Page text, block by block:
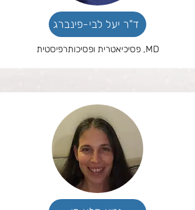
ד"ר יעל לבי-פינברג
MD, פסיכיאטרית ופסיכותרפיסטית